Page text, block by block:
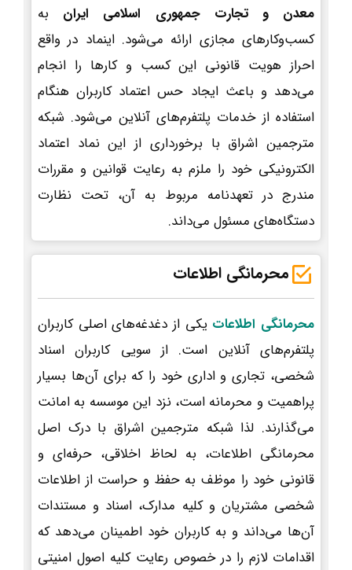
معدن و تجارت جمهوری اسلامی ایران به
کسب‌وکارهای مجازی ارائه می‌شود. اینماد در واقع
احراز هویت قانونی این کسب و کارها را انجام
می‌دهد و باعث ایجاد حس اعتماد کاربران هنگام
استفاده از خدمات پلتفرم‌های آنلاین می‌شود. شبکه
مترجمین اشراق با برخورداری از این نماد اعتماد
الکترونیکی خود را ملزم به رعایت قوانین و مقررات
مندرج در تعهدنامه مربوط به آن، تحت نظارت
دستگاه‌های مسئول می‌داند.
محرمانگی اطلاعات
محرمانگی اطلاعات یکی از دغدغه‌های اصلی کاربران
پلتفرم‌های آنلاین است. از سویی کاربران اسناد
شخصی، تجاری و اداری خود را که برای آن‌ها بسیار
پراهمیت و محرمانه است، نزد این موسسه به امانت
می‌گذارند. لذا شبکه مترجمین اشراق با درک اصل
محرمانگی اطلاعات، به لحاظ اخلاقی، حرفه‌ای و
قانونی خود را موظف به حفظ و حراست از اطلاعات
شخصی مشتریان و کلیه مدارک، اسناد و مستندات
آن‌ها می‌داند و به کاربران خود اطمینان می‌دهد که
اقدامات لازم را در خصوص رعایت کلیه اصول امنیتی